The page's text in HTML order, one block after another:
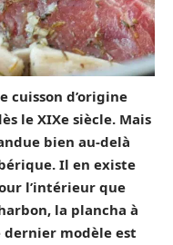
cuisson d’origine
le XIXe siècle. Mais
bien au-delà
Il en existe
l’intérieur que
la plancha à
dernier modèle est